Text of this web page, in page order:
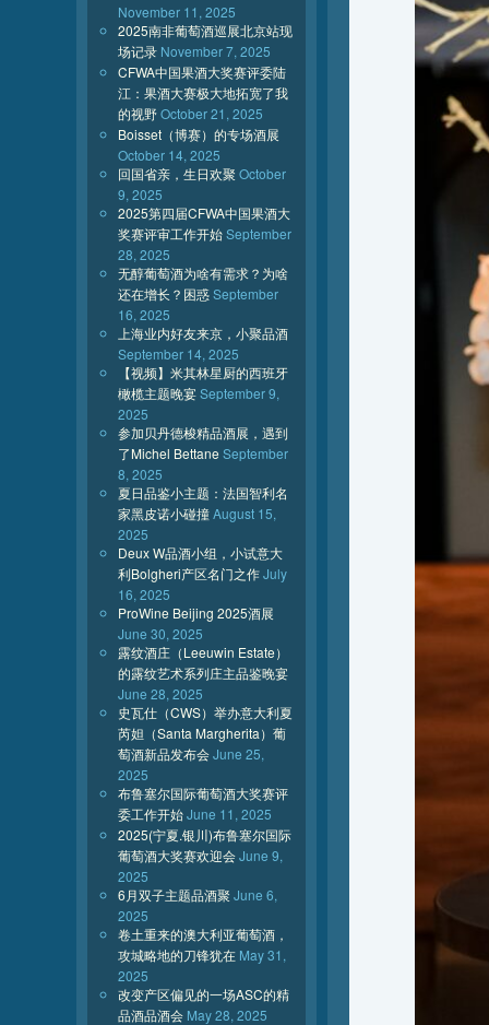
November 11, 2025
2025南非葡萄酒巡展北京站现
场记录 November 7, 2025
CFWA中国果酒大奖赛评委陆
江：果酒大赛极大地拓宽了我
的视野October 21, 2025
Boisset（博赛）的专场酒展
October 14, 2025
回国省亲，生日欢聚 October
9, 2025
2025第四届CFWA中国果酒大
奖赛评审工作开始September
28, 2025
无醇葡萄酒为啥有需求？为啥
还在增长？困惑September
16, 2025
上海业内好友来京，小聚品酒
September 14, 2025
【视频】米其林星厨的西班牙
橄榄主题晚宴September 9,
2025
参加贝丹德梭精品酒展，遇到
了Michel Bettane September
8, 2025
夏日品鉴小主题：法国智利名
家黑皮诺小碰撞August 15,
2025
Deux W品酒小组，小试意大
利Bolgheri产区名门之作July
16, 2025
ProWine Beijing 2025酒展
June 30, 2025
露纹酒庄（Leeuwin Estate）
的露纹艺术系列庄主品鉴晚宴
June 28, 2025
史瓦仕（CWS）举办意大利夏
芮妲（Santa Margherita）葡
萄酒新品发布会June 25,
2025
布鲁塞尔国际葡萄酒大奖赛评
委工作开始June 11, 2025
2025(宁夏.银川)布鲁塞尔国际
葡萄酒大奖赛欢迎会June 9,
2025
6月双子主题品酒聚 June 6,
2025
卷土重来的澳大利亚葡萄酒，
攻城略地的刀锋犹在 May 31,
2025
改变产区偏见的一场ASC的精
品酒品酒会 May 28, 2025